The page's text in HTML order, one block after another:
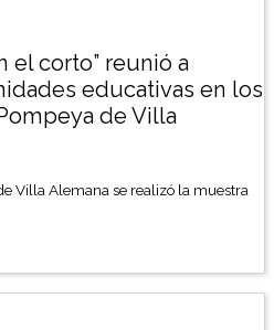
el corto” reunió a
educativas en los
de Villa
Villa Alemana se realizó la muestra